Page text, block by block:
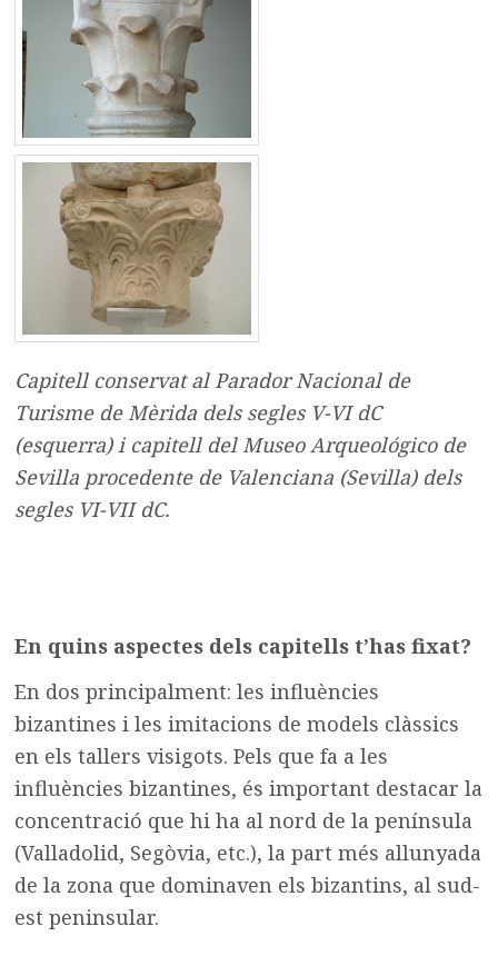
Capitell conservat al Parador Nacional de
Turisme de Mèrida dels segles V-VI dC
(esquerra) i capitell del Museo Arqueológico de
Sevilla procedente de Valenciana (Sevilla) dels
segles VI-VII dC.
En quins aspectes dels capitells t’has fixat?
En dos principalment: les influències
bizantines i les imitacions de models clàssics
en els tallers visigots. Pels que fa a les
influències bizantines, és important destacar la
concentració que hi ha al nord de la península
(Valladolid, Segòvia, etc.), la part més allunyada
de la zona que dominaven els bizantins, al sud-
est peninsular.